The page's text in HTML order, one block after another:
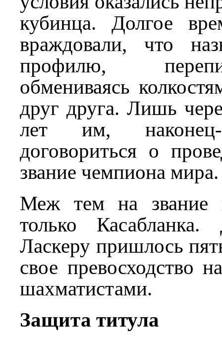
кубинца. Долгое
враждовали, что
профилю,
обмениваясь
друг друга. Лишь
лет им, наконец-
договориться о
звание чемпиона мира.
Меж тем на звание
только
Ласкеру пришлось
свое превосходство
шахматистами.
Защита титула